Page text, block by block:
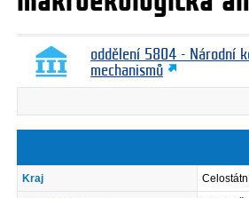
oddělení 5804 - Národní
mechanismů
Kraj